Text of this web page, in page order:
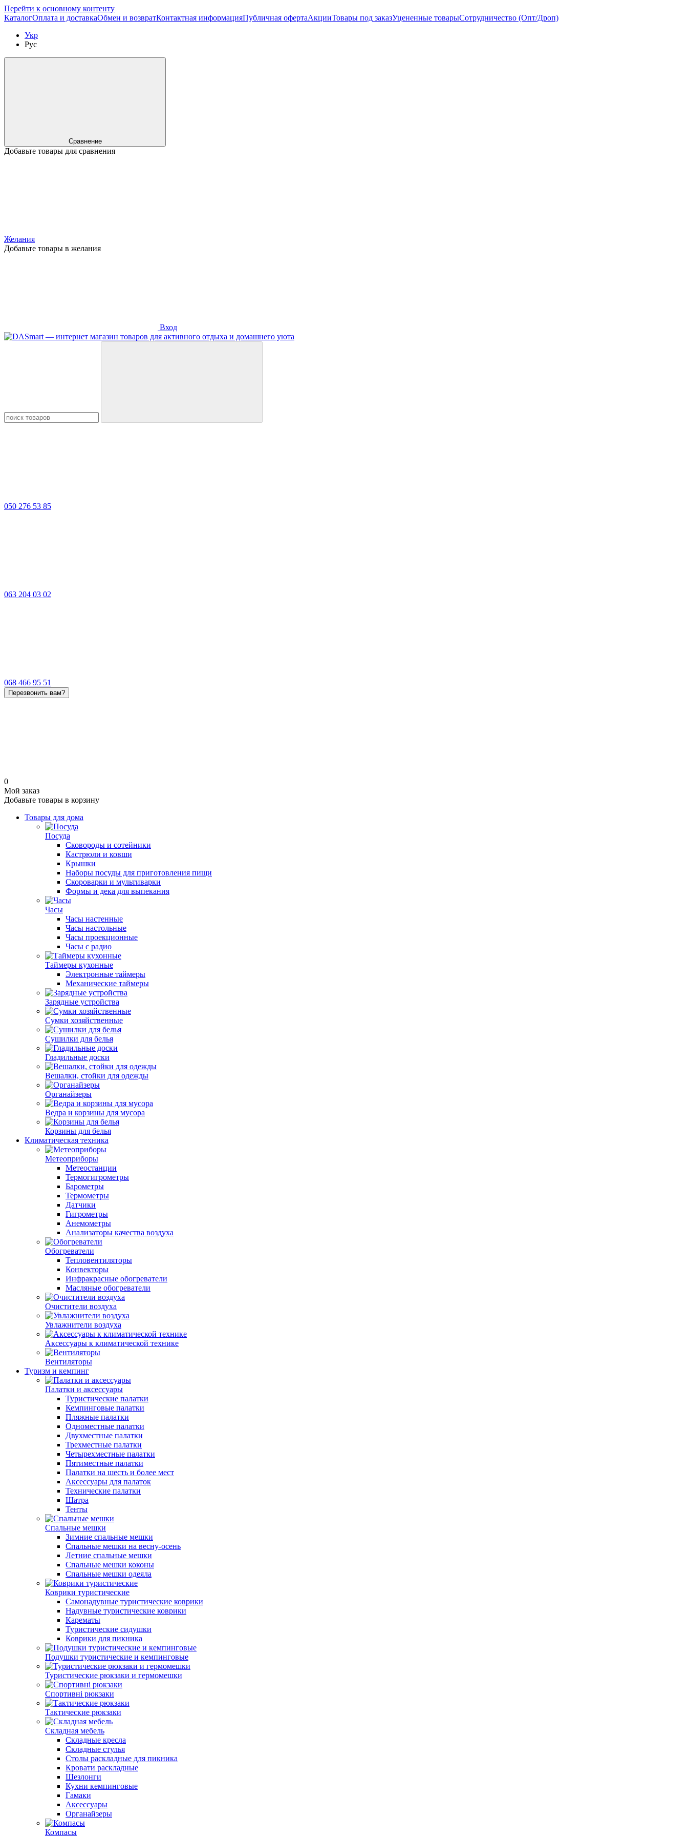
Перейти к основному контенту
КаталогОплата и доставкаОбмен и возвратКонтактная информацияПубличная офертаАкцииТовары под заказУцененные товарыСотрудничество (Опт/Дроп)
Укр
Рус
Сравнение
Добавьте товары для сравнения
Желания
Добавьте товары в желания
Вход
050 276 53 85
063 204 03 02
068 466 95 51
Перезвонить вам?
0
Мой заказ
Добавьте товары в корзину
Товары для дома
Посуда
Сковороды и сотейники
Кастрюли и ковши
Крышки
Наборы посуды для приготовления пищи
Скороварки и мультиварки
Формы и дека для выпекания
Часы
Часы настенные
Часы настольные
Часы проекционные
Часы с радио
Таймеры кухонные
Электронные таймеры
Механические таймеры
Зарядные устройства
Сумки хозяйственные
Сушилки для белья
Гладильные доски
Вешалки, стойки для одежды
Органайзеры
Ведра и корзины для мусора
Корзины для белья
Климатическая техника
Метеоприборы
Метеостанции
Термогигрометры
Барометры
Термометры
Датчики
Гигрометры
Анемометры
Анализаторы качества воздуха
Обогреватели
Тепловентиляторы
Конвекторы
Инфракрасные обогреватели
Масляные обогреватели
Очистители воздуха
Увлажнители воздуха
Аксессуары к климатической технике
Вентиляторы
Туризм и кемпинг
Палатки и аксессуары
Туристические палатки
Кемпинговые палатки
Пляжные палатки
Одноместные палатки
Двухместные палатки
Трехместные палатки
Четырехместные палатки
Пятиместные палатки
Палатки на шесть и более мест
Аксессуары для палаток
Технические палатки
Шатра
Тенты
Спальные мешки
Зимние спальные мешки
Спальные мешки на весну-осень
Летние спальные мешки
Спальные мешки коконы
Спальные мешки одеяла
Коврики туристические
Самонадувные туристические коврики
Надувные туристические коврики
Карематы
Туристические сидушки
Коврики для пикника
Подушки туристические и кемпинговые
Туристические рюкзаки и гермомешки
Спортивні рюкзаки
Тактические рюкзаки
Складная мебель
Складные кресла
Складные стулья
Столы раскладные для пикника
Кровати раскладные
Шезлонги
Кухни кемпинговые
Гамаки
Аксессуары
Органайзеры
Компасы